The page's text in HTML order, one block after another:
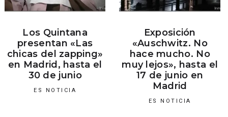
Los Quintana
presentan «Las
chicas del zapping»
en Madrid, hasta el
30 de junio
ES NOTICIA
Exposición
«Auschwitz. No
hace mucho. No
muy lejos», hasta el
17 de junio en
Madrid
ES NOTICIA